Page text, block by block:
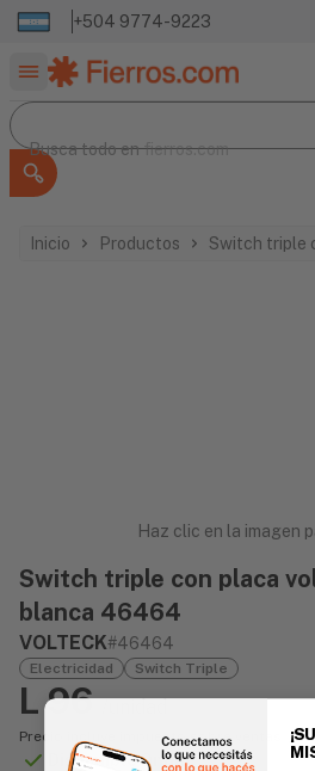
+504 9774-9223
Buscar productos
Busca todo en
Busca todo enfierros.com
Inicio Productos Switch triple
Haz clic en la imagen
Switch triple con placa
blanca 46464
VOLTECK#46464
Electricidad Switch Triple
L 96
Precio incluye impuesto sobre ventas
Disponible Online